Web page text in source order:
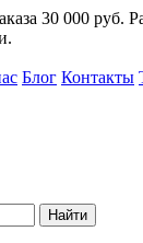
30 000 руб.
Блог Контакты
Найти